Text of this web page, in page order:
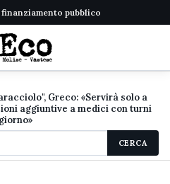
pubblico
Greco: «Servirà solo a
aggiuntive a medici con turni
CERCA